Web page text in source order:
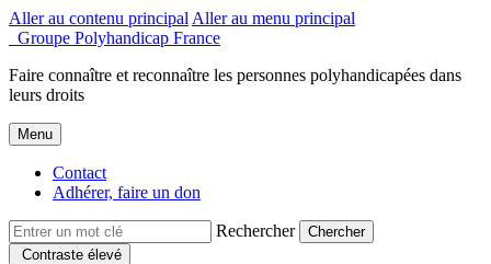
Aller au contenu principal Aller au menu principal
Groupe Polyhandicap France
Faire connaître et reconnaître les personnes polyhandicapées dans
leurs droits
Menu
Contact
Adhérer, faire un don
Rechercher
Contraste élevé